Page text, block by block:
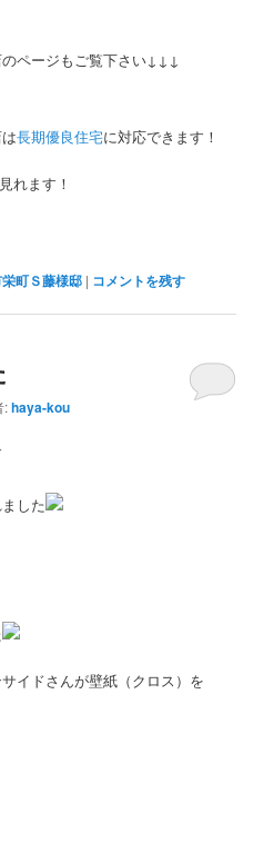
ページもご覧下さい↓↓↓
長期優良住宅に対応できます！
れます！
栄町Ｓ藤様邸 | コメントを残す
:haya-kou
した
イドさんが壁紙（クロス）を